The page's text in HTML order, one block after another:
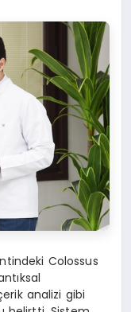
Colossus
ıksal
erik analizi gibi